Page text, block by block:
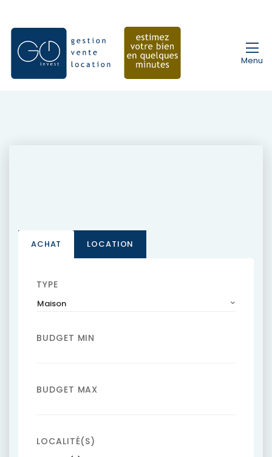
Menu
ACHAT LOCATION
TYPE
Maison
BUDGET MIN
BUDGET MAX
LOCALITÉ(S)